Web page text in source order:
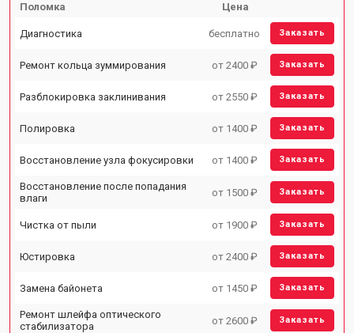
Поломка Цена
Диагностика бесплатно Заказать
Ремонт кольца зуммирования от 2400 ₽ Заказать
Разблокировка заклинивания от 2550 ₽ Заказать
Полировка от 1400 ₽ Заказать
Восстановление узла фокусировки от 1400 ₽ Заказать
Восстановление после попадания
влаги
от 1500 ₽ Заказать
Чистка от пыли от 1900 ₽ Заказать
Юстировка от 2400 ₽ Заказать
Замена байонета от 1450 ₽ Заказать
Ремонт шлейфа оптического
стабилизатора
от 2600 ₽ Заказать